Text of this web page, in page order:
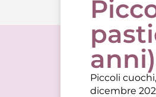
anni)
Piccoli
dicembre